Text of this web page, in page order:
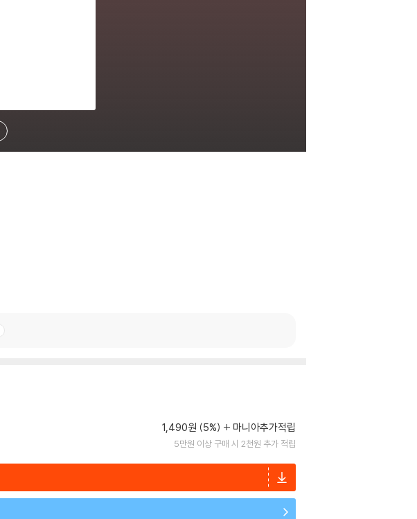
1,490원 (5%) 마니아추가적립
5만원 이상 구매 시 2천원 추가 적립